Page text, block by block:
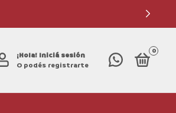
¡Hola! Iniciá sesión
O podés registrarte
0